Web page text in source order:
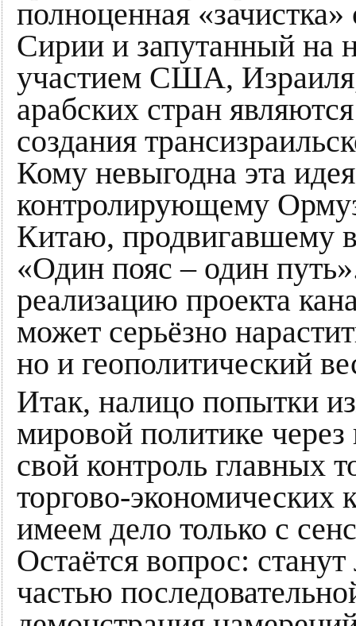
полноценная
Сирии и запутанный на
участием США,
арабских стран
создания
Кому невыгодна эта
контролирующему
Китаю, продвигавшему
«Один пояс – один
реализацию проекта
может серьёзно
но и геополитический
Итак, налицо попытки
мировой политике
свой контроль главных
торгово-
имеем дело только с
Остаётся вопрос:
частью